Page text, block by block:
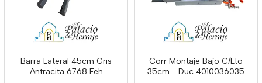
Barra Lateral 45cm Gris
Antracita 6768 Feh
Corr Montaje Bajo C/Lto
35cm - Duc 4010036035